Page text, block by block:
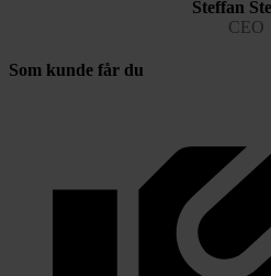
Steffan
CEO
Som kunde får du